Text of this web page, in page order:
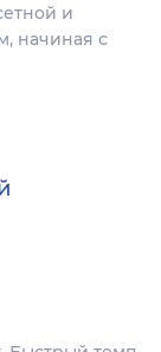
и
начиная с